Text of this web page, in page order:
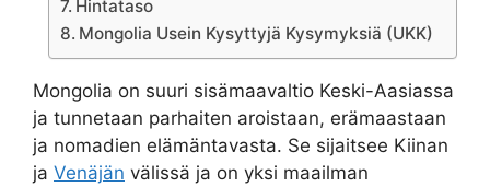
Hintataso
Mongolia Usein Kysyttyjä Kysymyksiä (UKK)
Mongolia on suuri sisämaavaltio Keski-Aasiassa
ja tunnetaan parhaiten aroistaan, erämaastaan
ja nomadien elämäntavasta. Se sijaitsee Kiinan
ja Venäjän välissä ja on yksi maailman